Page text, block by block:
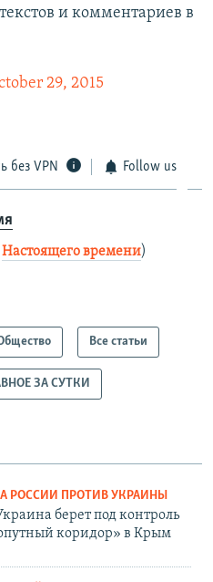
и комментариев в
29, 2015
без VPN Follow us
Настоящего времени)
Все статьи
ЗА СУТКИ
РОССИИ ПРОТИВ УКРАИНЫ
берет под контроль
коридор» в Крым